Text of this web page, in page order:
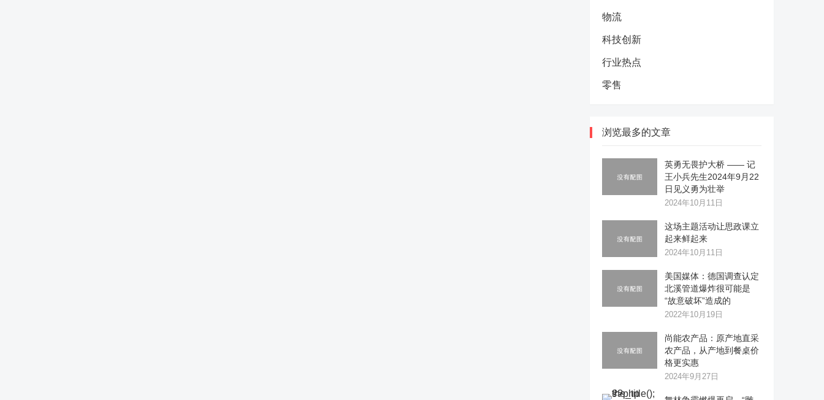
物流
科技创新
行业热点
零售
浏览最多的文章
英勇无畏护大桥 —— 记
王小兵先生2024年9月22
日见义勇为壮举
2024年10月11日
这场主题活动让思政课立
起来鲜起来
2024年10月11日
美国媒体：德国调查认定
北溪管道爆炸很可能是
“故意破坏”造成的
2022年10月19日
尚能农产品：原产地直采
农产品，从产地到餐桌价
格更实惠
2024年9月27日